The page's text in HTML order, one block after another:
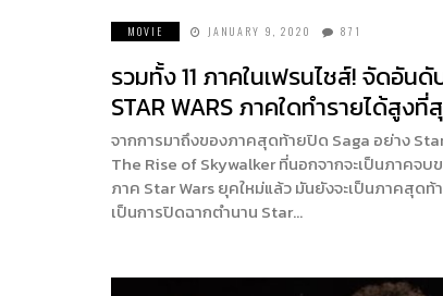
MOVIE JANUARY 9, 2020 871
รวมทั้ง 11 ภาคในเฟรนไชส์! จัดอัน
STAR WARS ภาคใดทำรายได้สูงที่
จากการมาถึงของภาคสุดท้ายปิด Saga อย่าง
The Rise of Skywalker ที่นอกจากจะเป็นภาคจบ
ภาค Star Wars ยุคใหม่แล้ว มันยังจะเป็นภาคสุดท้
เป็นการปิดฉากตำนาน Star…